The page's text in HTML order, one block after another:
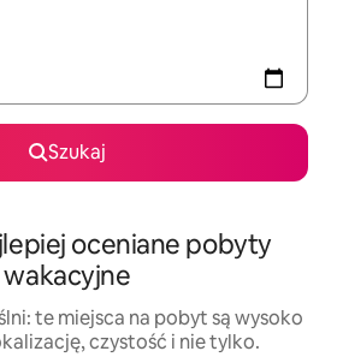
Szukaj
oceniane pobyty
wakacyjne
te miejsca na pobyt są wysoko
czystość i nie tylko.